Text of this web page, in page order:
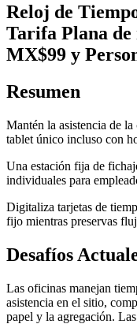
Reloj de
Tarifa Plana
MX$99 y
Resumen
Mantén la asistencia de
tablet único incluso con
Una estación fija de
individuales para
Digitaliza tarjetas de
fijo mientras preservas
Desafíos
Las oficinas manejan
asistencia en el sitio,
papel y la agregación.